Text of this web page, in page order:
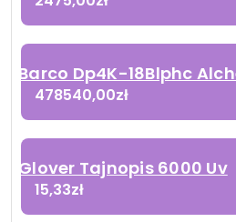
Barco Dp4K-18Blphc
478540,00zł
Glover Tajnopis 6000 Uv
15,33zł